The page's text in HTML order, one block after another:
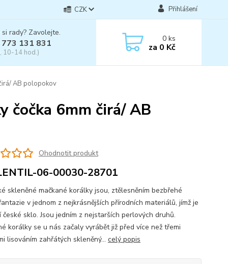
CZK Přihlášení
rady? Zavolejte.
131 831
10-14 hod.)
0ks
za 0 Kč
AB polopokov
čočka 6mm čirá/ AB
Ohodnotit produkt
06-00030-28701
skleněné mačkané korálky jsou, ztělesněním bezbřehé
v jednom z nejkrásnějších přírodních materiálů, jímž je
české sklo. Jsou jedním z nejstarších perlových druhů.
korálky se u nás začaly vyrábět již před více než třemi
lisováním zahřátých skleněný... celý popis